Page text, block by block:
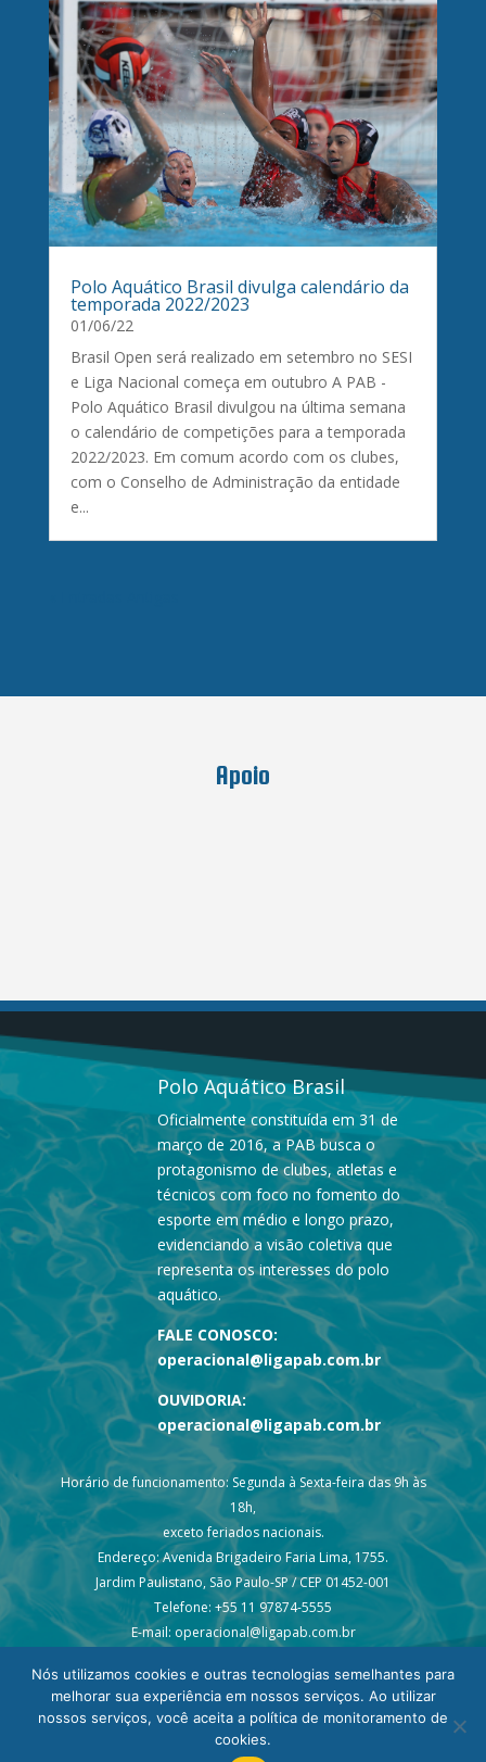
Polo Aquático Brasil divulga calendário da
temporada 2022/2023
01/06/22
Brasil Open será realizado em setembro no SESI
e Liga Nacional começa em outubro A PAB -
Polo Aquático Brasil divulgou na última semana
o calendário de competições para a temporada
2022/2023. Em comum acordo com os clubes,
com o Conselho de Administração da entidade
e...
Apoio
Polo Aquático Brasil
Oficialmente constituída em 31 de
março de 2016, a PAB busca o
protagonismo de clubes, atletas e
técnicos com foco no fomento do
esporte em médio e longo prazo,
evidenciando a visão coletiva que
representa os interesses do polo
aquático.
FALE CONOSCO:
operacional@ligapab.com.br
OUVIDORIA:
operacional@ligapab.com.br
Horário de funcionamento: Segunda à Sexta-feira das 9h às
18h,
exceto feriados nacionais.
Endereço: Avenida Brigadeiro Faria Lima, 1755.
Jardim Paulistano, São Paulo-SP / CEP 01452-001
Telefone: +55 11 97874-5555
E-mail: operacional@ligapab.com.br
© 2024 todos os direitos reservados – Liga PAB
Nós utilizamos cookies e outras tecnologias semelhantes para
melhorar sua experiência em nossos serviços. Ao utilizar
nossos serviços, você aceita a política de monitoramento de
cookies.